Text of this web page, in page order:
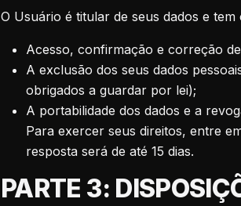
O Usuário é titular de seus dados e
Acesso, confirmação e correção
A exclusão dos seus dados
obrigados a guardar por lei);
A portabilidade dos dados e a
Para exercer seus direitos, entre
resposta será de até 15 dias.
PARTE 3: